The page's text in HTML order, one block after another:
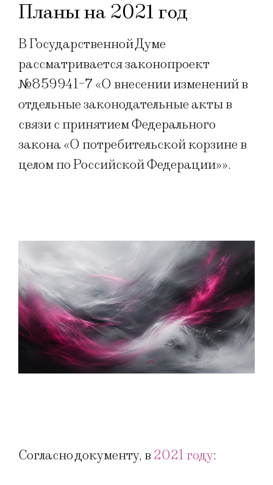
Планы на 2021 год
В Государственной Думе
рассматривается законопроект
№859941-7 «О внесении изменений в
отдельные законодательные акты в
связи с принятием Федерального
закона «О потребительской корзине в
целом по Российской Федерации»».
Согласно документу, в 2021 году: